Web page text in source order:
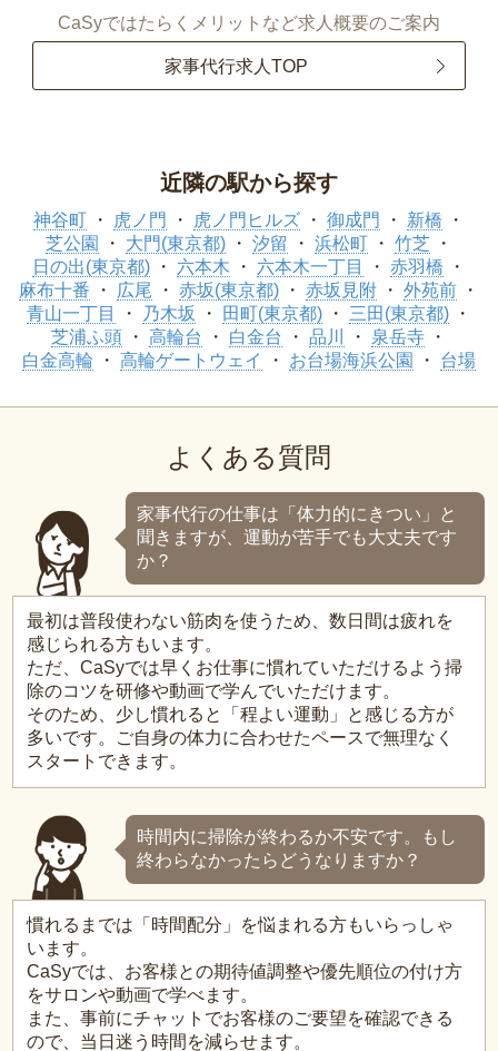
CaSyではたらくメリットなど求人概要のご案内
家事代行求人TOP
近隣の駅から探す
神谷町 虎ノ門 虎ノ門ヒルズ 御成門
新橋
芝公園
大門(東京都) 汐留 浜松町
竹芝
日の出(東京都)
六本木 六本木一丁目
赤羽橋
麻布十番
広尾 赤坂(東京都) 赤坂見附
外苑前
青山一丁目
乃木坂 田町(東京都)
三田(東京都)
芝浦ふ頭
高輪台 白金台 品川
泉岳寺
白金高輪
高輪ゲートウェイ お台場海浜公園 台場
よくある質問
家事代行の仕事は「体力的にきつい」と
聞きますが、運動が苦手でも大丈夫です
か？
最初は普段使わない筋肉を使うため、数日間は疲れを
感じられる方もいます。
ただ、CaSyでは早くお仕事に慣れていただけるよう掃
除のコツを研修や動画で学んでいただけます。
そのため、少し慣れると「程よい運動」と感じる方が
多いです。ご自身の体力に合わせたペースで無理なく
スタートできます。
時間内に掃除が終わるか不安です。もし
終わらなかったらどうなりますか？
慣れるまでは「時間配分」を悩まれる方もいらっしゃ
います。
CaSyでは、お客様との期待値調整や優先順位の付け方
をサロンや動画で学べます。
また、事前にチャットでお客様のご要望を確認できる
ので、当日迷う時間を減らせます。